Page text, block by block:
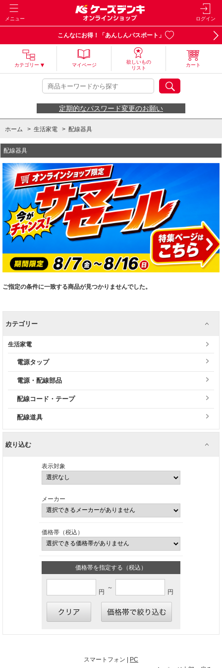
メニュー ログイン
こんなにお得！「あんしんパスポート」
カテゴリー マイページ
欲しいもの
リスト
カート
定期的なパスワード変更のお願い
ホーム > 生活家電 > 配線器具
配線器具
ご指定の条件に一致する商品が見つかりませんでした。
カテゴリー
生活家電
電源タップ
電源・配線部品
配線コード・テープ
配線道具
絞り込む
表示対象
メーカー
価格帯（税込）
価格帯を指定する（税込）
円
～
円
スマートフォン | PC